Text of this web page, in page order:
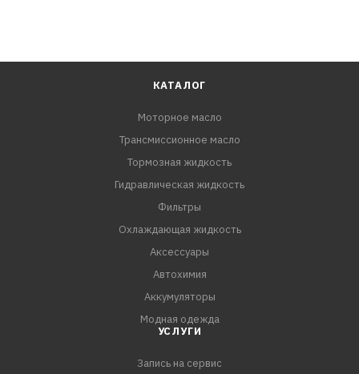
КАТАЛОГ
Моторное масло
Трансмиссионное масло
Тормозная жидкость
Гидравлическая жидкость
Фильтры
Охлаждающая жидкость
Аксессуары
Автохимия
Аккумуляторы
Модная одежда
УСЛУГИ
Запись на сервис